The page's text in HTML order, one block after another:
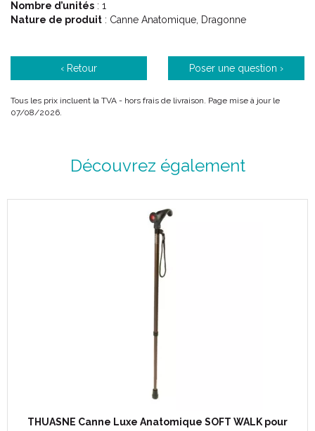
convient aux grandes et aux petites mains.
Catadioptre à l' avant pour plus de visibilité.
Bague anti-bruit pour une utilisation discrète.
Existe pour Droitier (Réf. W2130 001 001) et Gaucher (Réf.
2131 001 001).
Hauteur réglable : de 74 à 94 cm.
Poids : 395 g (avec dragonne).
Poids maximum utilisateur : 130 kg.
Nombre d’unités : 1
Nature de produit : Canne Anatomique, Dragonne
‹ Retour Poser une question ›
Tous les prix incluent la TVA - hors frais de livraison. Page mise à jour le
07/08/2026.
Découvrez également
THUASNE Canne Luxe Anatomique SOFT WALK pour